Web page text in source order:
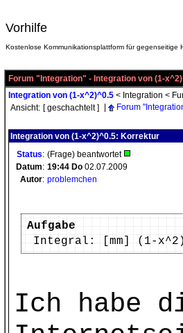
Vorhilfe
Kostenlose Kommunikationsplattform für gegenseitige
Forum "Integration" - Integration von (1-
Integration von (1-x^2)^0.5 < Integration <
Ansicht: [ geschachtelt ] Forum
Integration von (1-x^2)^0.5: Korrektur
Status: (Frage) beantwortet
Datum: 19:44 Do 02.07.2009
Autor: problemchen
Aufgabe
Integral: [mm] (1-
Ich habe